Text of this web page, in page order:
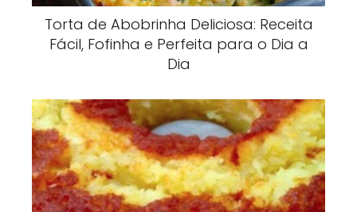
Torta de Abobrinha Deliciosa: Receita
Fácil, Fofinha e Perfeita para o Dia a
Dia